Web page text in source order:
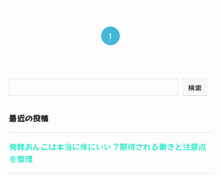
1
検索
最近の投稿
発酵あんこは本当に体にいい？期待される働きと注意点
を整理